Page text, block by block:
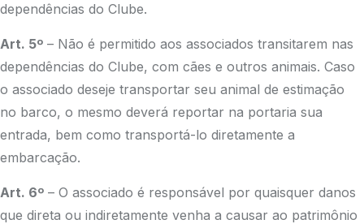
dependências do Clube.
Art. 5º – Não é permitido aos associados transitarem nas
dependências do Clube, com cães e outros animais. Caso
o associado deseje transportar seu animal de estimação
no barco, o mesmo deverá reportar na portaria sua
entrada, bem como transportá-lo diretamente a
embarcação.
Art. 6º – O associado é responsável por quaisquer danos
que direta ou indiretamente venha a causar ao patrimônio